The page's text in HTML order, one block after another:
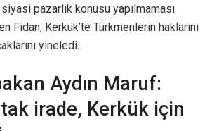
pazarlık konusu yapılmaması
Fidan, Kerkük’te Türkmenlerin haklarını
yineledi.
Aydın Maruf:
irade, Kerkük için